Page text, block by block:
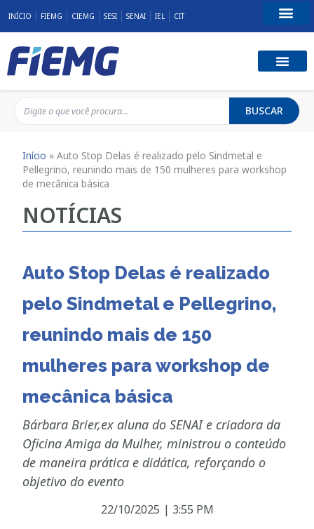
INÍCIO FIEMG CIEMG SESI SENAI IEL CIT
BUSCAR
Início »Auto Stop Delas é realizado pelo Sindmetal e
Pellegrino, reunindo mais de 150 mulheres para workshop
de mecânica básica
NOTÍCIAS
Auto Stop Delas é realizado
pelo Sindmetal e Pellegrino,
reunindo mais de 150
mulheres para workshop de
mecânica básica
Bárbara Brier,ex aluna do SENAI e criadora da
Oficina Amiga da Mulher, ministrou o conteúdo
de maneira prática e didática, reforçando o
objetivo do evento
22/10/2025 | 3:55 PM